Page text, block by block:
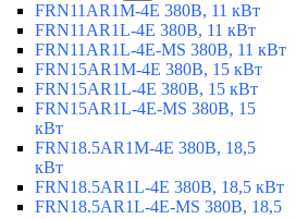
FRN11AR1M-4E 380В, 11 кВт
FRN11AR1L-4E 380В, 11 кВт
FRN11AR1L-4E-MS 380В, 11 кВт
FRN15AR1M-4E 380В, 15 кВт
FRN15AR1L-4E 380В, 15 кВт
FRN15AR1L-4E-MS 380В, 15
кВт
FRN18.5AR1M-4E 380В, 18,5
кВт
FRN18.5AR1L-4E 380В, 18,5 кВт
FRN18.5AR1L-4E-MS 380В, 18,5